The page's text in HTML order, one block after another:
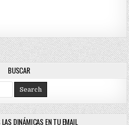
BUSCAR
DINÁMICAS EN TU EMAIL